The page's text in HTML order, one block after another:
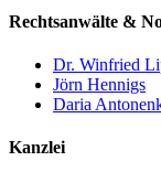
Rechtsanwälte &
Dr. Winfried
Jörn Hennigs
Daria
Kanzlei